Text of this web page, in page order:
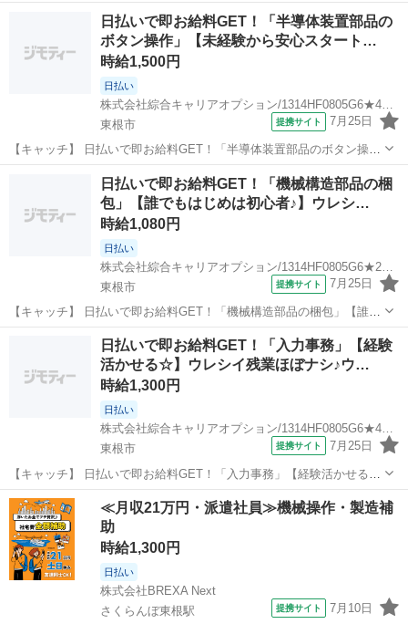
も大丈夫☆】残業でたっぷり稼ぐ！Excelマスターカンゲイ！高！
【コメント】 製造のお仕事が豊富★未経験で働いてみたい方も大歓
迎！ 「未経験だけど興味が...
東根市 工場
日払いで即お給料GET！「半導体装置部品の
ボタン操作」【未経験から安心スタート…
時給1,500円
日払い
株式会社綜合キャリアオプション/1314HF0805G6★46-S
東根市
提携サイト 7月25日
【キャッチ】 日払いで即お給料GET！「半導体装置部品のボタン操
作」【未経験から安心スタート♪】土日祝休み！高収入でしっかり稼
ぐ！好きな髪色でOK♪高！ 【コメント】 ＼大手人材派遣会社で働きま
せんか♪／ 「新しい職場は...
東根市 工場
日払いで即お給料GET！「機械構造部品の梱
包」【誰でもはじめは初心者♪】ウレシ…
時給1,080円
日払い
株式会社綜合キャリアオプション/1314HF0805G6★29-N
東根市
提携サイト 7月25日
【キャッチ】 日払いで即お給料GET！「機械構造部品の梱包」【誰で
もはじめは初心者♪】ウレシイ☆土日祝休♪適度に残業あって稼げる！
ト★★ 「派遣では働いた...
東根市 仕分け
日払いで即お給料GET！「入力事務」【経験
活かせる☆】ウレシイ残業ほぼナシ♪ウ…
時給1,300円
日払い
株式会社綜合キャリアオプション/1314HF0805G6★48-N
東根市
提携サイト 7月25日
【キャッチ】 日払いで即お給料GET！「入力事務」【経験活かせる
☆】ウレシイ残業ほぼナシ♪ウレシイ☆土日祝休♪高！ 【コメント】 製
造のお仕事が豊富★未経験で働いてみたい方も大歓迎！ 「未経験だけ
ど興味がある」 「転職し...
山形 東根市 一般事務
≪月収21万円・派遣社員≫機械操作・製造補
助
時給1,300円
日払い
株式会社BREXA Next
さくらんぼ東根駅
提携サイト 7月10日